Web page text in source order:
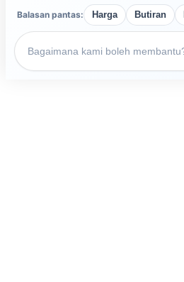
Balasan pantas: Harga Butiran